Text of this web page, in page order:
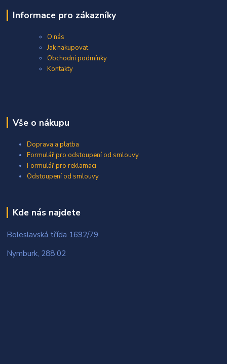
Informace pro zákazníky
O nás
Jak nakupovat
Obchodní podmínky
Kontakty
Vše o nákupu
Doprava a platba
Formulář pro odstoupení od smlouvy
Formulář pro reklamaci
Odstoupení od smlouvy
Kde nás najdete
Boleslavská třída 1692/79
Nymburk, 288 02